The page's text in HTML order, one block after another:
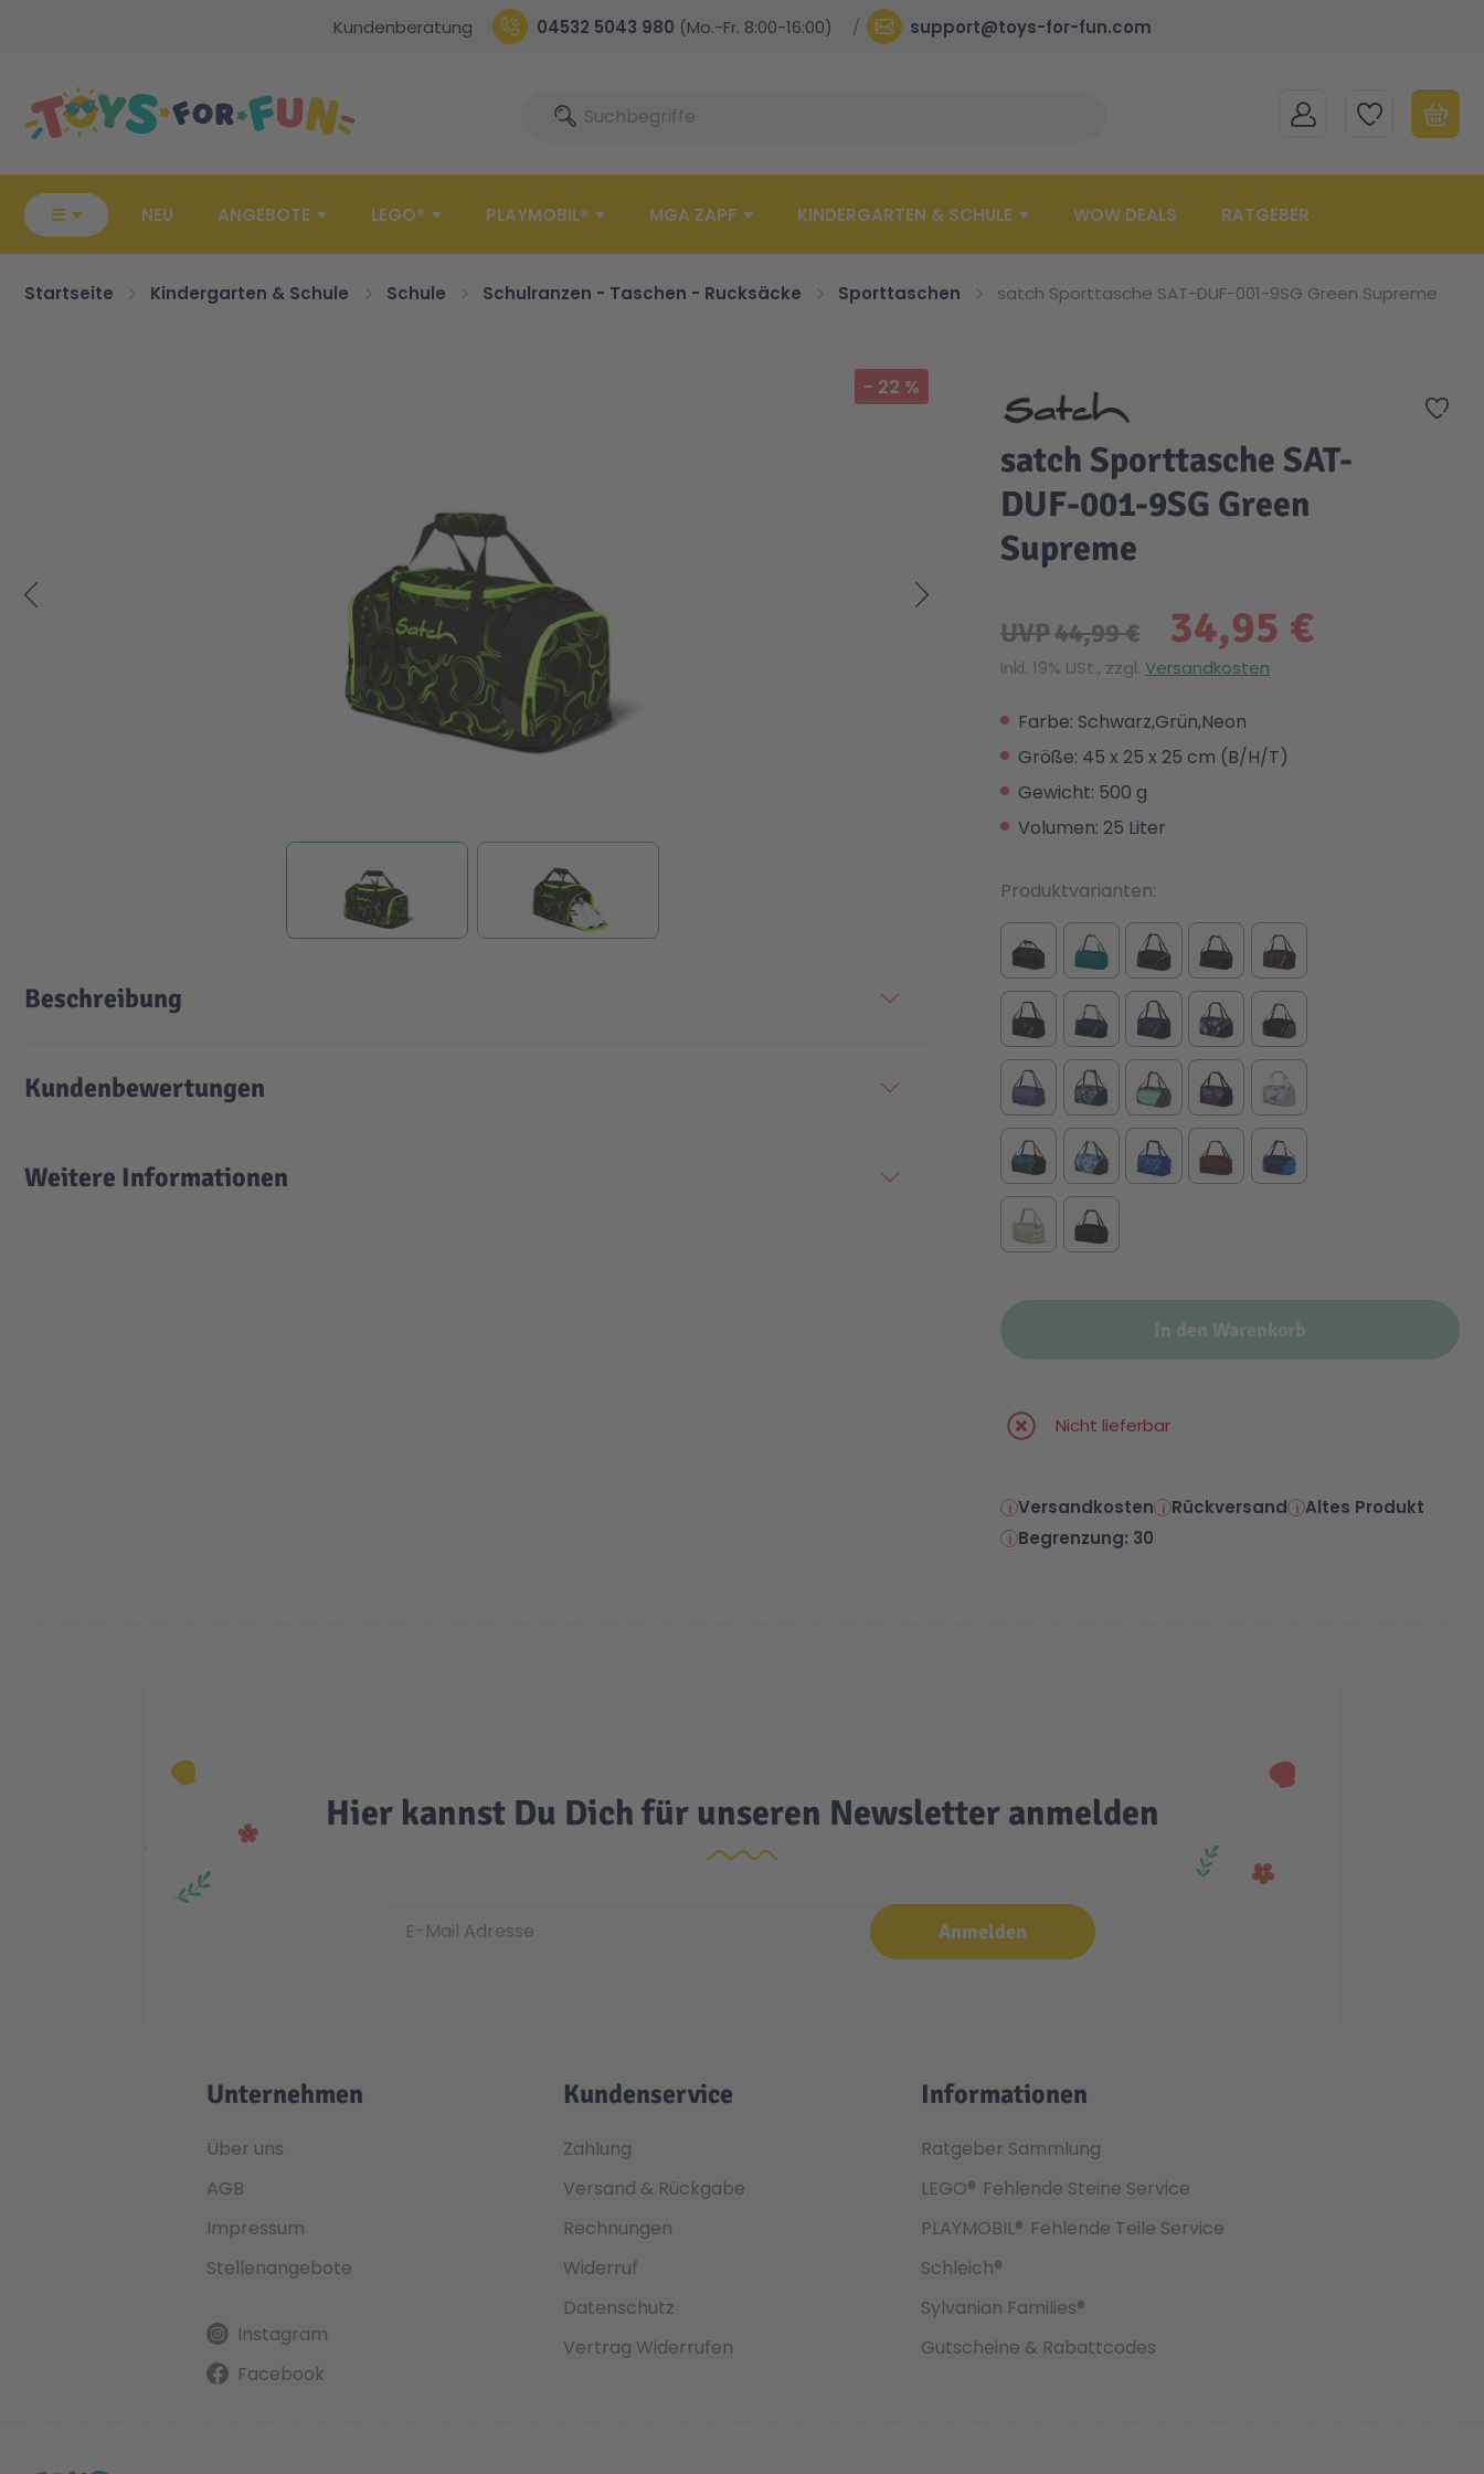
Kundenberatung 04532 5043 980 (Mo.-Fr. 8:00-16:00) support@toys-for-fun.com
SucheSuche MEIN KONTOMEINE WUNSCHLISTE
☰ NEU ANGEBOTE LEGO® PLAYMOBIL® MGA ZAPF KINDERGARTEN & SCHULE WOW DEALS RATGEBER
Startseite Kindergarten & Schule Schule Schulranzen - Taschen - Rucksäcke Sporttaschen satch Sporttasche SAT-DUF-001-9SG Green Supreme
- 22 %
Zur
satch Sporttasche SAT-
DUF-001-9SG Green
Supreme
34,95 €
UVP44,99 €
Inkl. 19% USt., zzgl. Versandkosten
Farbe: Schwarz,Grün,Neon
Größe: 45 x 25 x 25 cm (B/H/T)
Gewicht: 500 g
Volumen: 25 Liter
In den Warenkorb
Nicht lieferbar
Produktvarianten
Versandkosten Rückversand
Altes Produkt
Begrenzung: 30
Beschreibung
Kundenbewertungen
Weitere Informationen
Hier kannst Du Dich für unseren Newsletter anmelden
Anmelden
Unternehmen
Über uns
AGB
Impressum
Stellenangebote
Instagram
Facebook
Kundenservice
Zahlung
Versand & Rückgabe
Rechnungen
Widerruf
Datenschutz
Vertrag Widerrufen
Informationen
Ratgeber Sammlung
LEGO® Fehlende Steine Service
PLAYMOBIL® Fehlende Teile Service
Schleich®
Sylvanian Families®
Gutscheine & Rabattcodes